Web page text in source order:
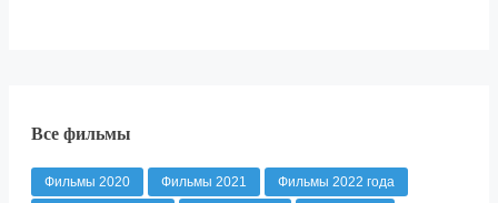
Все фильмы
Фильмы 2020 Фильмы 2021
Фильмы 2022 года